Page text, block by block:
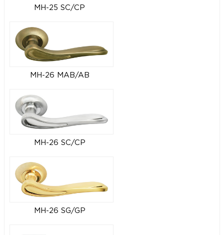
MH-25 SC/CP
MH-26 MAB/AB
MH-26 SC/CP
MH-26 SG/GP